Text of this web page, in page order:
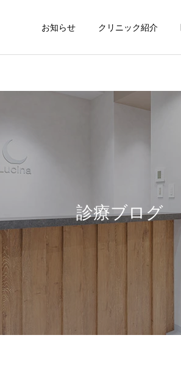
お知らせ クリニック紹介
インモード診療ブログ